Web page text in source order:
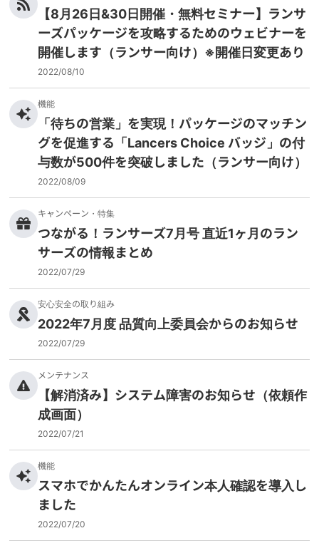
【8月26日&30日開催・無料セミナー】ランサ
ーズパッケージを攻略するためのウェビナーを
開催します（ランサー向け）※開催日変更あり
2022/08/10
機能
「待ちの営業」を実現！パッケージのマッチン
グを促進する「Lancers Choice バッジ」の付
与数が500件を突破しました（ランサー向け）
2022/08/09
キャンペーン・特集
つながる！ランサーズ7月号 直近1ヶ月のラン
サーズの情報まとめ
2022/07/29
安心安全の取り組み
2022年7月度 品質向上委員会からのお知らせ
2022/07/29
メンテナンス
【解消済み】システム障害のお知らせ（依頼作
成画面）
2022/07/21
機能
スマホでかんたんオンライン本人確認を導入し
ました
2022/07/20